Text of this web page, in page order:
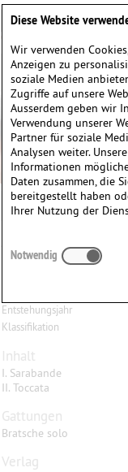
Two Pieces, für
Entstehungsjahr
Klassifikation
Inhalt
I. Sarabande
II. Toccata
Gattungen
Bratsche solo
Verlag
Diese Website
Wir verwenden
Anzeigen zu
soziale Medien
Zugriffe auf unsere
Ausserdem geben wir
Verwendung unserer
Partner für soziale
Analysen weiter.
Informationen
Daten zusammen, die
bereitgestellt haben
Ihrer Nutzung der
Notwendig